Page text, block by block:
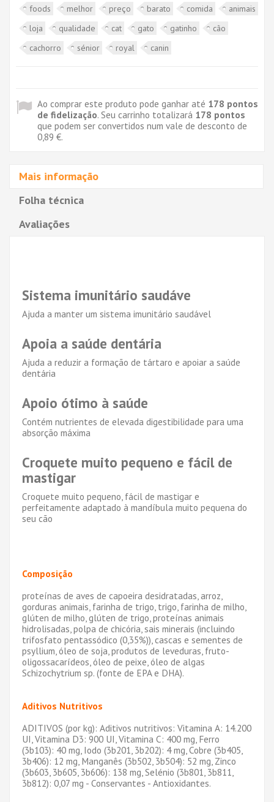
foods
melhor preço barato comida
animais
loja
qualidade cat gato gatinho
cão
cachorro
sénior royal canin
Ao comprar este produto pode ganhar até 178 pontos
de fidelização. Seu carrinho totalizará 178 pontos
que podem ser convertidos num vale de desconto de
0,89 €.
Mais informação
Folha técnica
Avaliações
Sistema imunitário saudáve
Ajuda a manter um sistema imunitário saudável
Apoia a saúde dentária
Ajuda a reduzir a formação de tártaro e apoiar a saúde
dentária
Apoio ótimo à saúde
Contém nutrientes de elevada digestibilidade para uma
absorção máxima
Croquete muito pequeno e fácil de
mastigar
Croquete muito pequeno, fácil de mastigar e
perfeitamente adaptado à mandíbula muito pequena do
seu cão
Composição
proteínas de aves de capoeira desidratadas, arroz,
gorduras animais, farinha de trigo, trigo, farinha de milho,
glúten de milho, glúten de trigo, proteínas animais
hidrolisadas, polpa de chicória, sais minerais (incluindo
trifosfato pentassódico (0,35%)), cascas e sementes de
psyllium, óleo de soja, produtos de leveduras, fruto-
oligossacarídeos, óleo de peixe, óleo de algas
Schizochytrium sp. (fonte de EPA e DHA).
Aditivos Nutritivos
ADITIVOS (por kg): Aditivos nutritivos: Vitamina A: 14.200
UI, Vitamina D3: 900 UI, Vitamina C: 400 mg, Ferro
(3b103): 40 mg, Iodo (3b201, 3b202): 4 mg, Cobre (3b405,
3b406): 12 mg, Manganês (3b502, 3b504): 52 mg, Zinco
(3b603, 3b605, 3b606): 138 mg, Selénio (3b801, 3b811,
3b812): 0,07 mg - Conservantes - Antioxidantes.